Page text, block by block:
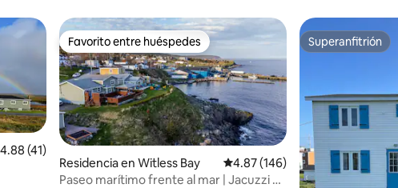
promedio: 4.88 de 5; 41 evaluaciones
4.88 (41)
Favorito entre huéspedes
Favorito entre huéspedes
Residencia en Witless Bay Calificación promedio: 4.87 de
4.87 (146)
Paseo marítimo frente al mar | Jacuzzi y
Superanfitrión
Superanfitrión